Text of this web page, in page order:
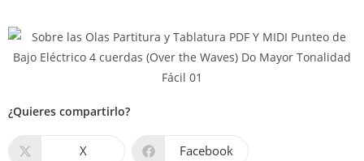
¿Quieres compartirlo?
X Facebook